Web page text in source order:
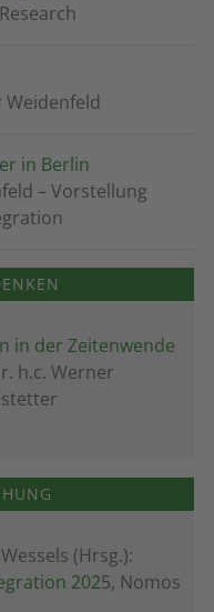
Weidenfeld
in Berlin
– Vorstellung
in der Zeitenwende
h.c. Werner
(Hrsg.):
2025, Nomos